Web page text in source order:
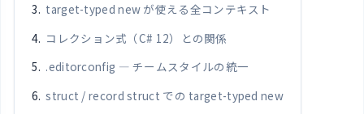
target-typed new が使える全コンテキスト
コレクション式（C# 12）との関係
.editorconfig — チームスタイルの統一
struct / record struct での target-typed new